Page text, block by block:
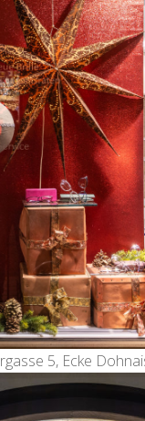
5, Ecke